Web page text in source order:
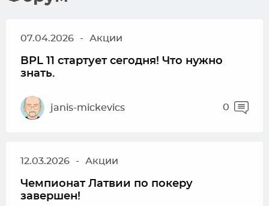
07.04.2026 - Акции
BPL 11 стартует сегодня! Что нужно
знать.
janis-mickevics 0
12.03.2026 - Акции
Чемпионат Латвии по покеру
завершен!